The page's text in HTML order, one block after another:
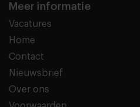
Meer informatie
Vacatures
Home
Contact
Nieuwsbrief
Over ons